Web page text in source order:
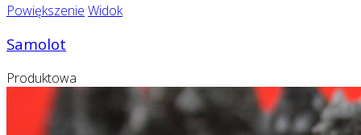
Powiększenie Widok
Samolot
Produktowa